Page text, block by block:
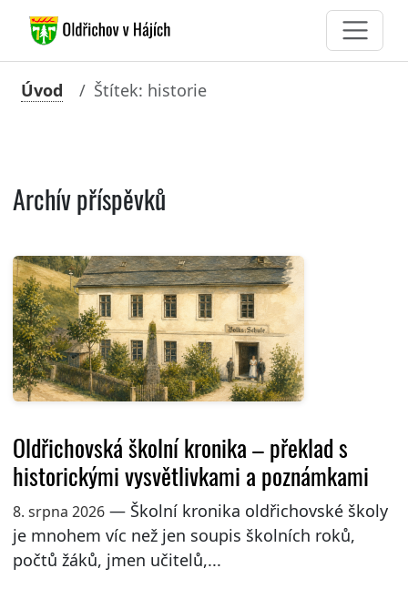
Úvod Štítek: historie
Archív příspěvků
Oldřichovská školní kronika – překlad s
historickými vysvětlivkami a poznámkami
8. srpna 2026— Školní kronika oldřichovské školy
je mnohem víc než jen soupis školních roků,
počtů žáků, jmen učitelů,...